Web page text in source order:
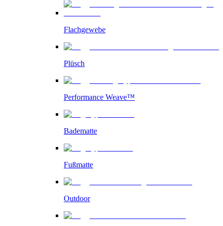
Flachgewebe
Plüsch
Performance Weave™
Badematte
Fußmatte
Outdoor